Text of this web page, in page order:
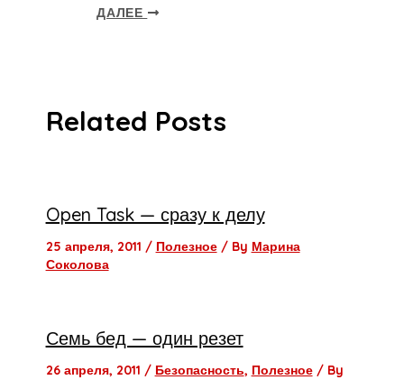
ДАЛЕЕ
Related Posts
Open Task — сразу к делу
25 апреля, 2011 / Полезное/ By Марина
Соколова
Семь бед — один резет
26 апреля, 2011 / Безопасность, Полезное/ By